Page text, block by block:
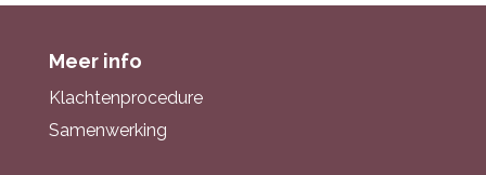
Meer info
Klachtenprocedure
Samenwerking